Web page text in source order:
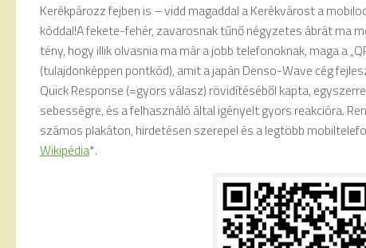
Kerékpározz fejben is – vidd magaddal a Kerékvárost a
kóddal!A fekete-fehér, zavarosnak tűnő négyzetes ábrát ma
tény, hogy illik olvasnia ma már a jobb telefonoknak, maga a
(tulajdonképpen pontkód), amit a japán Denso-Wave cég
Quick Response (=gyors válasz) rövidítéséből kapta,
sebességre, és a felhasználó által igényelt gyors reakcióra.
számos plakáton, hirdetésen szerepel és a legtöbb
Wikipédia*.